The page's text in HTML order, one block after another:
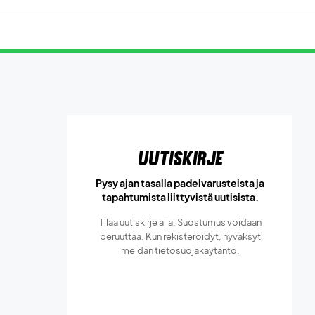
Uutiskirje
Pysy ajan tasalla padelvarusteista ja
tapahtumista liittyvistä uutisista.
Tilaa uutiskirje alla. Suostumus voidaan
peruuttaa. Kun rekisteröidyt, hyväksyt
meidäntietosuojakäytäntö.